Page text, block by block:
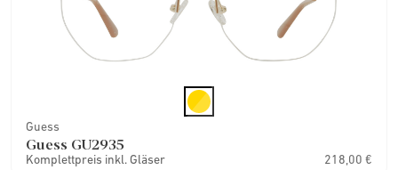
Guess
Guess GU2935
Komplettpreis inkl. Gläser 218,00 €